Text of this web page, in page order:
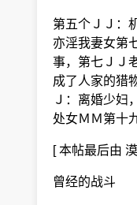
第五个ＪＪ：
亦淫我妻女第
事，第七ＪＪ
成了人家的猎
Ｊ：离婚少妇
处女ＭＭ第十
[ 本帖最
曾经的战斗